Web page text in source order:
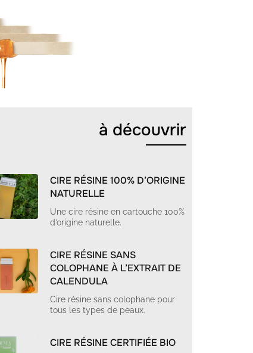
à découvrir
CIRE RÉSINE 100% D’ORIGINE
NATURELLE
Une cire résine en cartouche 100%
d’origine naturelle.
CIRE RÉSINE SANS
COLOPHANE À L’EXTRAIT DE
CALENDULA
Cire résine sans colophane pour
tous les types de peaux.
CIRE RÉSINE CERTIFIÉE BIO